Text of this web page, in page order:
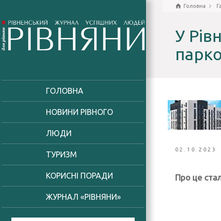
ГОЛОВНА
НОВИНИ РІВНОГО
ЛЮДИ
ТУРИЗМ
КОРИСНІ ПОРАДИ
ЖУРНАЛ «РІВНЯНИ»
Головна
У
Про це